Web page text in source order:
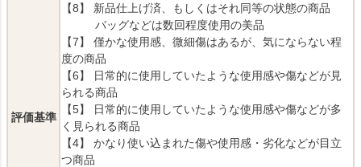
評価基準
【8】 新品仕上げ済、もしくはそれ同等の状態の商品
バッグなどは数回程度使用の美品
【7】 僅かな使用感、微細傷はあるが、気にならない程
度の商品
【6】 日常的に使用していたような使用感や傷などが見
られる商品
【5】 日常的に使用していたような使用感や傷などが多
く見られる商品
【4】 かなり使い込まれた傷や使用感・劣化などが目立
つ商品